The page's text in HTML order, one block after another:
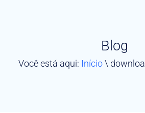
Blog
Você está aqui: Início\